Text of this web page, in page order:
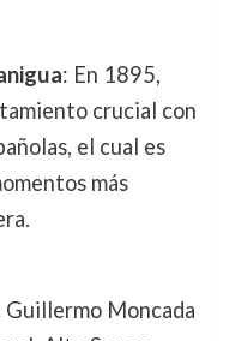
: En 1895,
crucial con
el cual es
más
Guillermo Moncada